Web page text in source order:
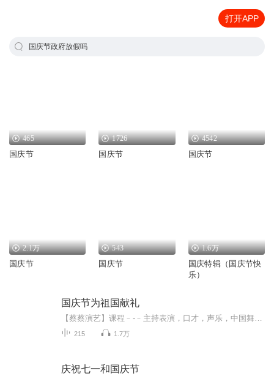
打开APP
国庆节政府放假吗
465
国庆节
1726
国庆节
4542
国庆节
2.1万
国庆节
543
国庆节
1.6万
国庆特辑（国庆节快
乐）
国庆节为祖国献礼
215 1.7万
庆祝七一和国庆节